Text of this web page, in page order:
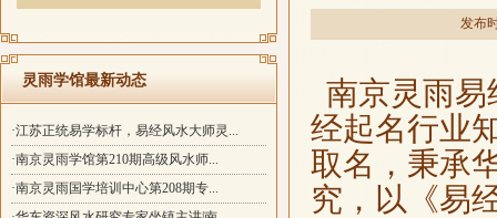
灵雨学馆最新动态
·江苏正统易学标杆，易经风水大师灵...
·南京灵雨学馆第210期高级风水师...
·南京灵雨国学培训中心第208期专...
发布
南京灵雨
经起名行业
取名，秉承
究，以《易